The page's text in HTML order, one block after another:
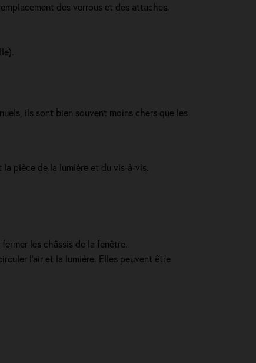
des verrous et des attaches.
ils sont bien souvent moins chers que les
pièce de la lumière et du vis-à-vis.
les châssis de la fenêtre.
l’air et la lumière. Elles peuvent être